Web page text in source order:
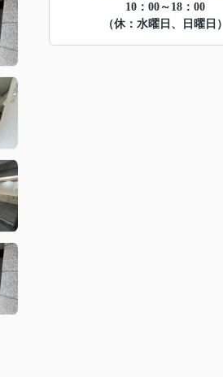
10：00～18：00
（休：水曜日、日曜日）